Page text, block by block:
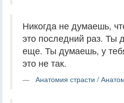
Никогда не думаешь,
это последний раз. Ты
еще. Ты думаешь, у
это не так.
Анатомия страсти /